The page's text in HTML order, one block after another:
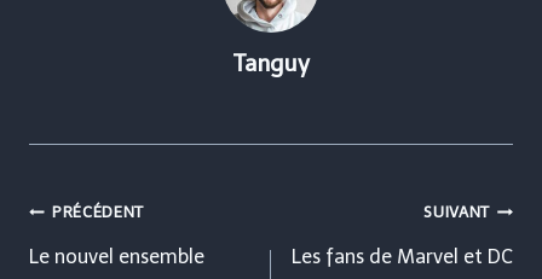
Tanguy
Navigation
de
PRÉCÉDENT
Le nouvel ensemble
SUIVANT
Les fans de Marvel et DC